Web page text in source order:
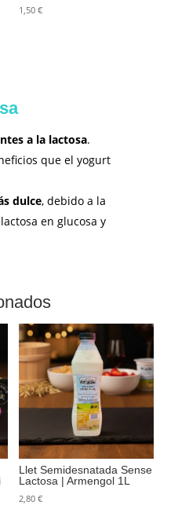
1,50€
a la lactosa.
que el yogurt
dulce, debido a la
en glucosa y
Llet Semidesnatada Sense
Lactosa | Armengol 1L
2,80€